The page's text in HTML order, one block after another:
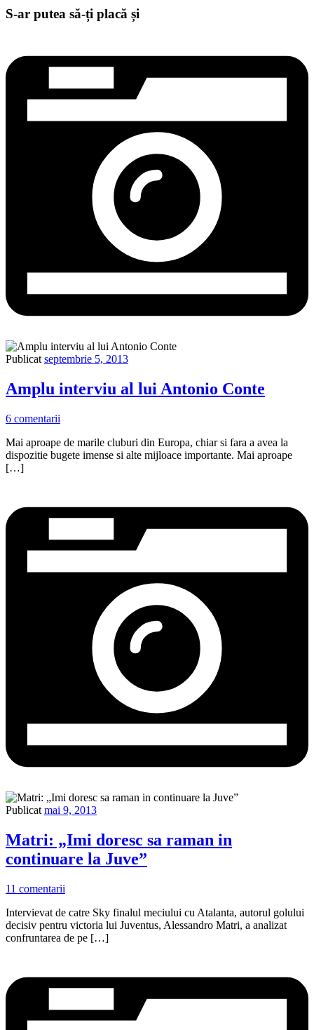
S-ar putea să-ți placă și
Publicat septembrie 5, 2013
Amplu interviu al lui Antonio Conte
6 comentarii
Mai aproape de marile cluburi din Europa, chiar si fara a avea la
dispozitie bugete imense si alte mijloace importante. Mai aproape
[…]
Publicat mai 9, 2013
Matri: „Imi doresc sa raman in
continuare la Juve”
11 comentarii
Intervievat de catre Sky finalul meciului cu Atalanta, autorul golului
decisiv pentru victoria lui Juventus, Alessandro Matri, a analizat
confruntarea de pe […]